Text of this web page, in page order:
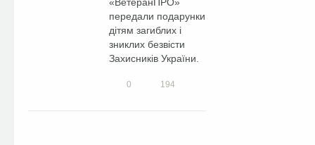
передали подарунки
дітям загиблих і
зниклих безвісти
Захисників України.
0 194